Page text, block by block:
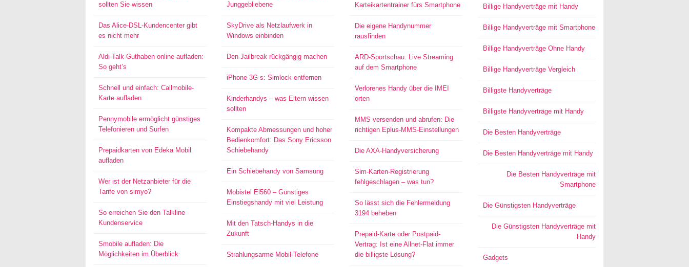
sollten Sie wissen
Das Alice-DSL-Kundencenter gibt
es nicht mehr
Aldi-Talk-Guthaben online aufladen:
So geht’s
Schnell und einfach: Callmobile-
Karte aufladen
Pennymobile ermöglicht günstiges
Telefonieren und Surfen
Prepaidkarten von Edeka Mobil
aufladen
Wer ist der Netzanbieter für die
Tarife von simyo?
So erreichen Sie den Talkline
Kundenservice
Smobile aufladen: Die
Möglichkeiten im Überblick
Junggebliebene
SkyDrive als Netzlaufwerk in
Windows einbinden
Den Jailbreak rückgängig machen
iPhone 3G s: Simlock entfernen
Kinderhandys – was Eltern wissen
sollten
Kompakte Abmessungen und hoher
Bedienkomfort: Das Sony Ericsson
Schiebehandy
Ein Schiebehandy von Samsung
Mobistel El560 – Günstiges
Einstiegshandy mit viel Leistung
Mit den Tatsch-Handys in die
Zukunft
Strahlungsarme Mobil-Telefone
Karteikartentrainer fürs Smartphone
Die eigene Handynummer
rausfinden
ARD-Sportschau: Live Streaming
auf dem Smartphone
Verlorenes Handy über die IMEI
orten
MMS versenden und abrufen: Die
richtigen Eplus-MMS-Einstellungen
Die AXA-Handyversicherung
Sim-Karten-Registrierung
fehlgeschlagen – was tun?
So lässt sich die Fehlermeldung
3194 beheben
Prepaid-Karte oder Postpaid-
Vertrag: Ist eine Allnet-Flat immer
die billigste Lösung?
Billige Handyverträge mit Handy
Billige Handyverträge mit Smartphone
Billige Handyverträge Ohne Handy
Billige Handyverträge Vergleich
Billigste Handyverträge
Billigste Handyverträge mit Handy
Die Besten Handyverträge
Die Besten Handyverträge mit Handy
Die Besten Handyverträge mit
Smartphone
Die Günstigsten Handyverträge
Die Günstigsten Handyverträge mit
Handy
Gadgets